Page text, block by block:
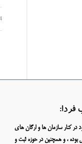
فردا:
کنار سازمان ها و ارگان های
، و همچنین در حوزه ثبت و